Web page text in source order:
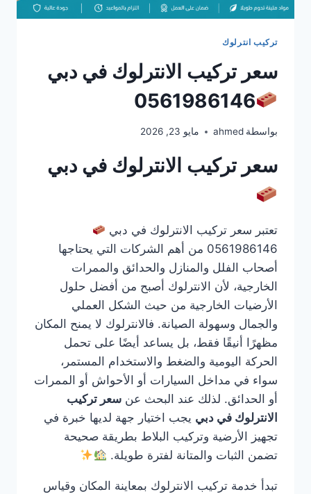
تركيب انترلوك
سعر تركيب الانترلوك في دبي
0561986146
بواسطة ahmed مايو 23, 2026
سعر تركيب الانترلوك في دبي
تعتبر سعر تركيب الانترلوك في دبي
0561986146 من أهم الشركات التي يحتاجها
أصحاب الفلل والمنازل والحدائق والممرات
الخارجية، لأن الانترلوك أصبح من أفضل حلول
الأرضيات الخارجية من حيث الشكل العملي
والجمال وسهولة الصيانة. فالانترلوك لا يمنح المكان
مظهرًا أنيقًا فقط، بل يساعد أيضًا على تحمل
الحركة اليومية والضغط والاستخدام المستمر،
سواء في مداخل السيارات أو الأحواش أو الممرات
أو الحدائق. لذلك عند البحث عن سعر تركيب
الانترلوك في دبي يجب اختيار جهة لديها خبرة في
تجهيز الأرضية وتركيب البلاط بطريقة صحيحة
تضمن الثبات والمتانة لفترة طويلة.
تبدأ خدمة تركيب الانترلوك بمعاينة المكان وقياس